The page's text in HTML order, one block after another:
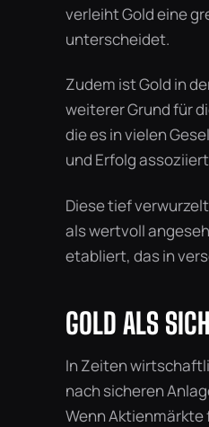
verleiht Gold eine
unterscheidet.
Zudem ist Gold in
weiterer Grund für
die es in vielen
und Erfolg
Diese tief
als wertvoll
etabliert, das in
GOLD ALS
In Zeiten
nach sicheren
Wenn